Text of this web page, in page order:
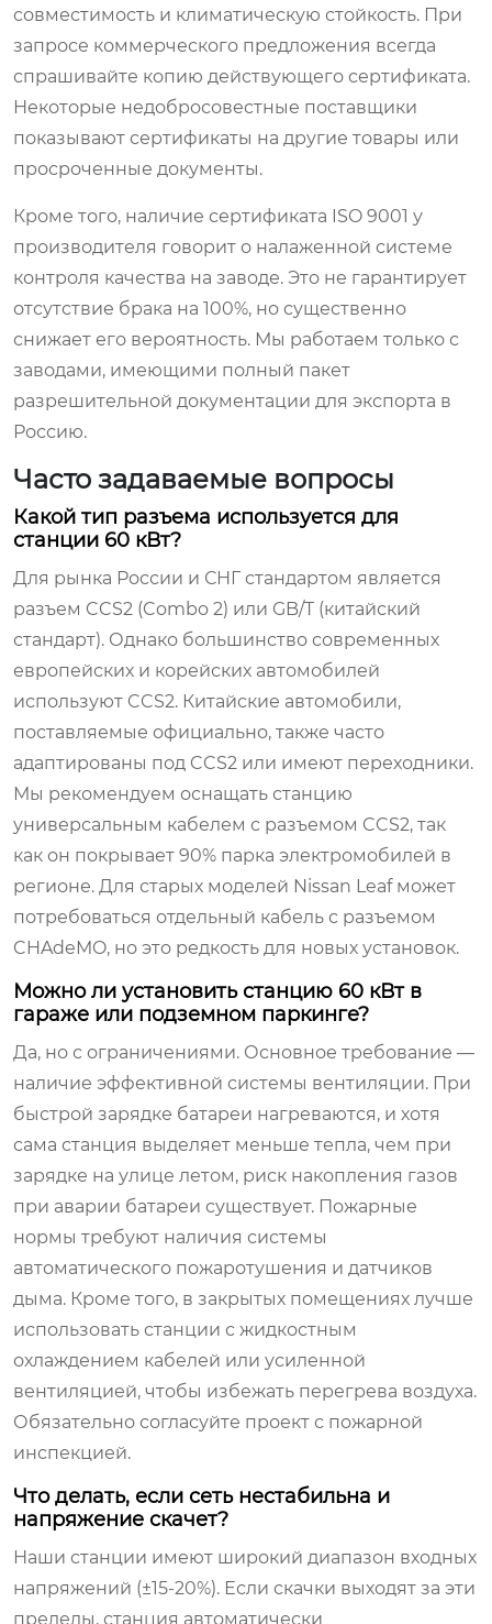
совместимость и климатическую стойкость. При
запросе коммерческого предложения всегда
спрашивайте копию действующего сертификата.
Некоторые недобросовестные поставщики
показывают сертификаты на другие товары или
просроченные документы.
Кроме того, наличие сертификата ISO 9001 у
производителя говорит о налаженной системе
контроля качества на заводе. Это не гарантирует
отсутствие брака на 100%, но существенно
снижает его вероятность. Мы работаем только с
заводами, имеющими полный пакет
разрешительной документации для экспорта в
Россию.
Часто задаваемые вопросы
Какой тип разъема используется для
станции 60 кВт?
Для рынка России и СНГ стандартом является
разъем CCS2 (Combo 2) или GB/T (китайский
стандарт). Однако большинство современных
европейских и корейских автомобилей
используют CCS2. Китайские автомобили,
поставляемые официально, также часто
адаптированы под CCS2 или имеют переходники.
Мы рекомендуем оснащать станцию
универсальным кабелем с разъемом CCS2, так
как он покрывает 90% парка электромобилей в
регионе. Для старых моделей Nissan Leaf может
потребоваться отдельный кабель с разъемом
CHAdeMO, но это редкость для новых установок.
Можно ли установить станцию 60 кВт в
гараже или подземном паркинге?
Да, но с ограничениями. Основное требование —
наличие эффективной системы вентиляции. При
быстрой зарядке батареи нагреваются, и хотя
сама станция выделяет меньше тепла, чем при
зарядке на улице летом, риск накопления газов
при аварии батареи существует. Пожарные
нормы требуют наличия системы
автоматического пожаротушения и датчиков
дыма. Кроме того, в закрытых помещениях лучше
использовать станции с жидкостным
охлаждением кабелей или усиленной
вентиляцией, чтобы избежать перегрева воздуха.
Обязательно согласуйте проект с пожарной
инспекцией.
Что делать, если сеть нестабильна и
напряжение скачет?
Наши станции имеют широкий диапазон входных
напряжений (±15-20%). Если скачки выходят за эти
пределы, станция автоматически